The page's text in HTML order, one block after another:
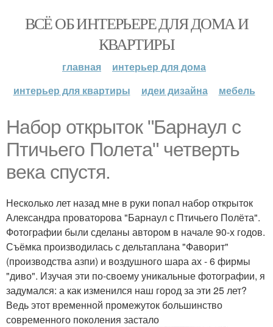
ВСЁ ОБ ИНТЕРЬЕРЕ ДЛЯ ДОМА И
КВАРТИРЫ
главная
интерьер для дома
интерьер для квартиры
идеи дизайна мебель
Набор открыток "Барнаул с
Птичьего Полета" четверть
века спустя.
Несколько лет назад мне в руки попал набор открыток
Александра проваторова "Барнаул с Птичьего Полёта".
Фотографии были сделаны автором в начале 90-х годов.
Съёмка производилась с дельтаплана "Фаворит"
(производства азпи) и воздушного шара ах - 6 фирмы
"диво". Изучая эти по-своему уникальные фотографии, я
задумался: а как изменился наш город за эти 25 лет?
Ведь этот временной промежуток большинство
современного поколения застало